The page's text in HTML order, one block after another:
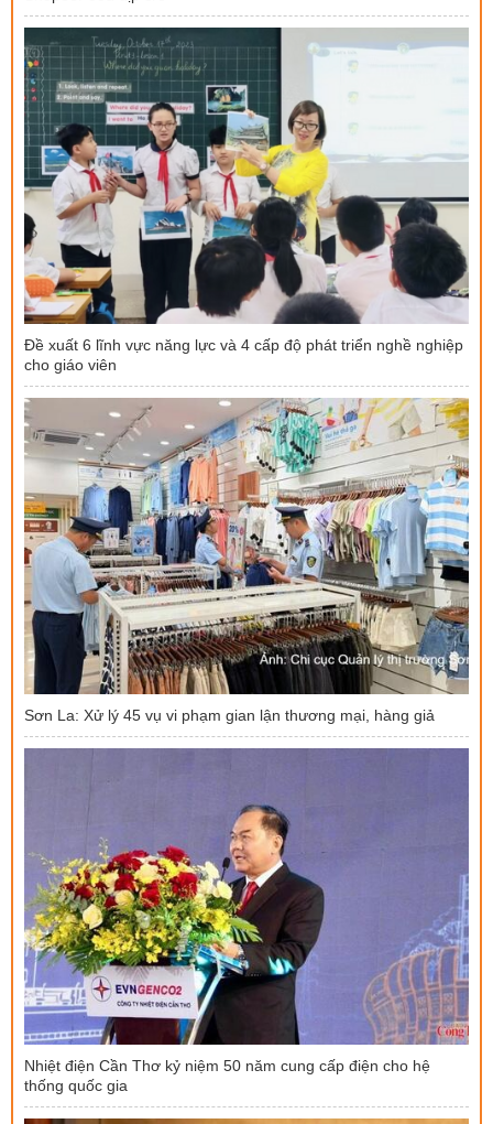
Đề xuất 6 lĩnh vực năng lực và 4 cấp độ phát triển nghề nghiệp
cho giáo viên
Sơn La: Xử lý 45 vụ vi phạm gian lận thương mại, hàng giả
Nhiệt điện Cần Thơ kỷ niệm 50 năm cung cấp điện cho hệ
thống quốc gia